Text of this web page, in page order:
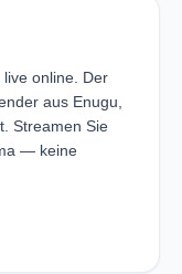
online. Der
aus Enugu,
Streamen Sie
— keine